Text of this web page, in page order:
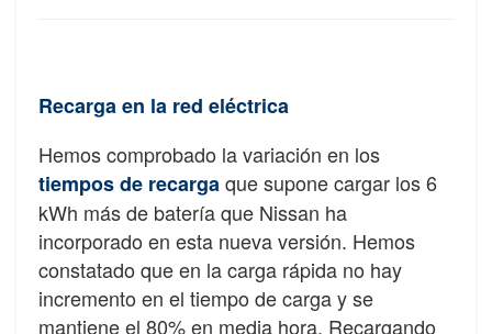
Recarga en la red eléctrica
Hemos comprobado la variación en los
tiempos de recargaque supone cargar los 6
kWh más de batería que Nissan ha
incorporado en esta nueva versión. Hemos
constatado que en la carga rápida no hay
incremento en el tiempo de carga y se
mantiene el 80% en media hora. Recargando